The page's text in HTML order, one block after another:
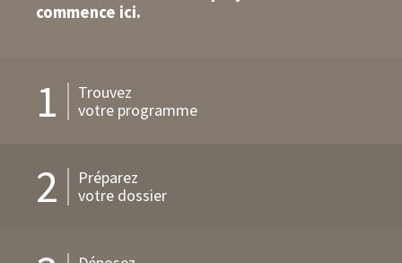
commence ici.
1
Trouvez
votre programme
2
Préparez
votre dossier